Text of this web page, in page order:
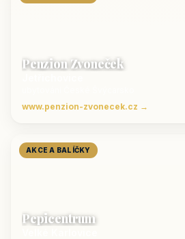
Penzion Zvoneček
www.penzion-zvonecek.cz →
AKCE A BALÍČKY
Pepicentrum